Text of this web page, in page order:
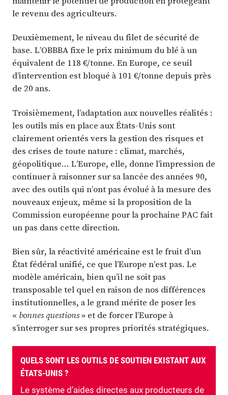
le revenu des agriculteurs.
Deuxièmement, le niveau du filet de sécurité de
base. L’OBBBA fixe le prix minimum du blé à un
équivalent de 118 €/tonne. En Europe, ce seuil
d’intervention est bloqué à 101 €/tonne depuis près
de 20 ans.
Troisièmement, l’adaptation aux nouvelles réalités :
les outils mis en place aux États-Unis sont
clairement orientés vers la gestion des risques et
des crises de toute nature : climat, marchés,
géopolitique… L’Europe, elle, donne l’impression de
continuer à raisonner sur sa lancée des années 90,
avec des outils qui n’ont pas évolué à la mesure des
nouveaux enjeux, même si la proposition de la
Commission européenne pour la prochaine PAC fait
un pas dans cette direction.
Bien sûr, la réactivité américaine est le fruit d’un
État fédéral unifié, ce que l’Europe n’est pas. Le
modèle américain, bien qu’il ne soit pas
transposable tel quel en raison de nos différences
institutionnelles, a le grand mérite de poser les
« bonnes questions» et de forcer l’Europe à
s’interroger sur ses propres priorités stratégiques.
QUELS SONT LES OUTILS DE SOUTIEN EXISTANT AUX
ÉTATS-UNIS ?
Le système d’aides directes aux producteurs de